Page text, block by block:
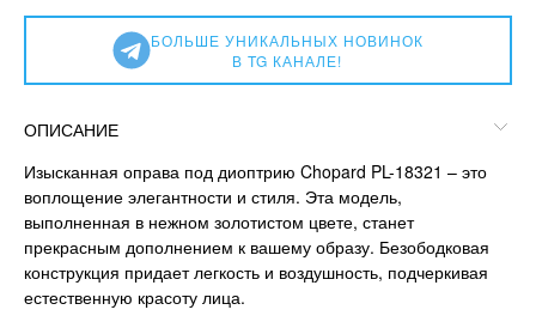
БОЛЬШЕ УНИКАЛЬНЫХ НОВИНОК
В TG КАНАЛЕ!
ОПИСАНИЕ
Изысканная оправа под диоптрию Chopard PL-18321 – это
воплощение элегантности и стиля. Эта модель,
выполненная в нежном золотистом цвете, станет
прекрасным дополнением к вашему образу. Безободковая
конструкция придает легкость и воздушность, подчеркивая
естественную красоту лица.